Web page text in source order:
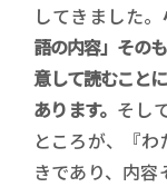
してきました。
語の内容」その
意して読むこと
あります。 そし
ところが、『
きであり、内